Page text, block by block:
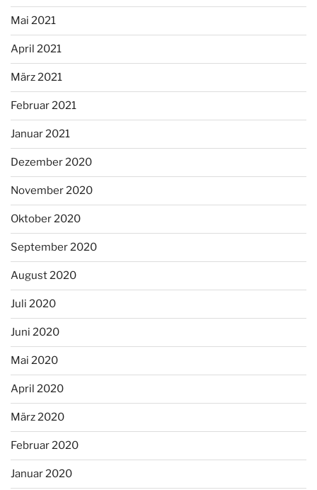
Mai 2021
April 2021
März 2021
Februar 2021
Januar 2021
Dezember 2020
November 2020
Oktober 2020
September 2020
August 2020
Juli 2020
Juni 2020
Mai 2020
April 2020
März 2020
Februar 2020
Januar 2020